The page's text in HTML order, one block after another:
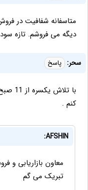
دیگه می فروشم. تازه
سحر: پاسخ
کنم .
AFSHIN:
معاون بازاریابی و
تبریک می گم